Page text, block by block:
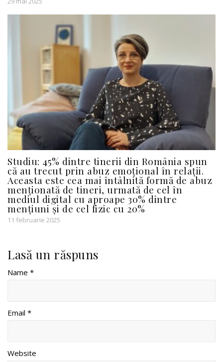
Studiu: 45% dintre tinerii din România spun
că au trecut prin abuz emoțional în relații.
Aceasta este cea mai întâlnită formă de abuz
menționată de tineri, urmată de cel în
mediul digital cu aproape 30% dintre
mențiuni și de cel fizic cu 20%
11 februarie 2025
Lasă un răspuns
Name *
Email *
Website